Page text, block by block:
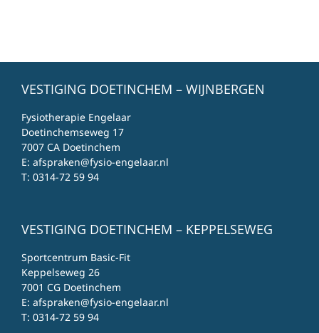
VESTIGING DOETINCHEM – WIJNBERGEN
Fysiotherapie Engelaar
Doetinchemseweg 17
7007 CA Doetinchem
E: afspraken@fysio-engelaar.nl
T: 0314-72 59 94
VESTIGING DOETINCHEM – KEPPELSEWEG
Sportcentrum Basic-Fit
Keppelseweg 26
7001 CG Doetinchem
E: afspraken@fysio-engelaar.nl
T: 0314-72 59 94